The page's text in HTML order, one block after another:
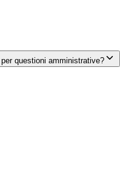
questioni amministrative?